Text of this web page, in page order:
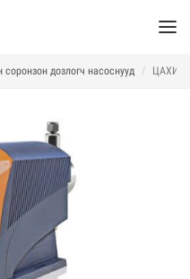
соронзон дозлогч насоснууд